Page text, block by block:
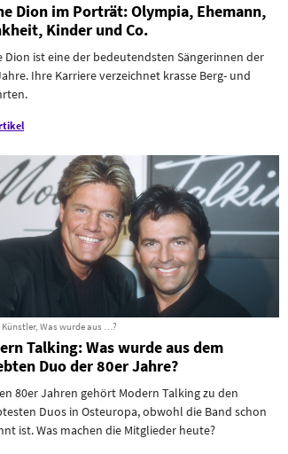
Dion im Porträt: Olympia, Ehemann,
Kinder und Co.
Dion ist eine der bedeutendsten Sängerinnen der
Ihre Karriere verzeichnet krasse Berg- und
Was wurde aus …?
Talking: Was wurde aus dem
Duo der 80er Jahre?
80er Jahren gehört Modern Talking zu den
Duos in Osteuropa, obwohl die Band schon
ist. Was machen die Mitglieder heute?